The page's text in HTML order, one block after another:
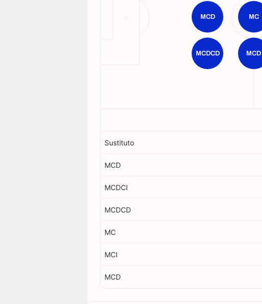
MCDCD
MC
MCD
MCD
Sustituto
MCD
MCDCI
MCDCD
MC
MCI
MCD